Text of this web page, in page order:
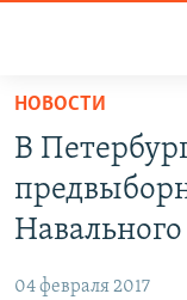
упрощенного
доступа
основному
ПРОГРАММЫ
ПОДКАСТЫ
АВТОРСКИЕ
НОВОСТИ
В
Навального
04 февраля 2017